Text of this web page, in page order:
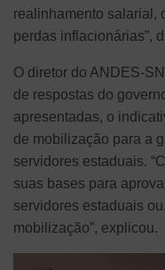
realinhamento salarial,
perdas inflacionárias”,
O diretor do ANDES-
de respostas do
apresentadas, o
de mobilização para a
servidores estaduais.
suas bases para
servidores estaduais
mobilização”, explicou.